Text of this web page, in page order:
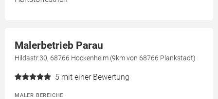
Malerbetrieb Parau
Hildastr.30, 68766 Hockenheim (9km von 68766 Plankstadt)
5 mit einer Bewertung
MALER BEREICHE